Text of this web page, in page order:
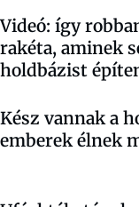
Videó: így
rakéta, aminek
holdbázist
Kész vannak a
emberek élnek